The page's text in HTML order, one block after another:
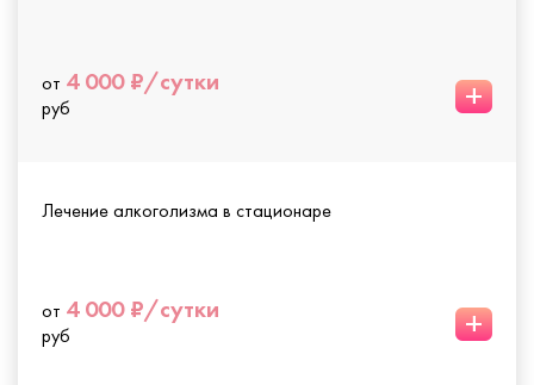
от 4 000 ₽/сутки
руб +
Лечение алкоголизма в стационаре
от 4 000 ₽/сутки
руб +